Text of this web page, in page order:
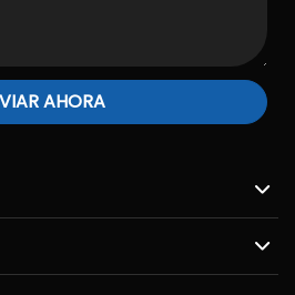
AHORA